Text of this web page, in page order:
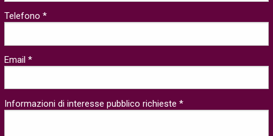
Telefono *
Email *
Informazioni di interesse pubblico richieste *